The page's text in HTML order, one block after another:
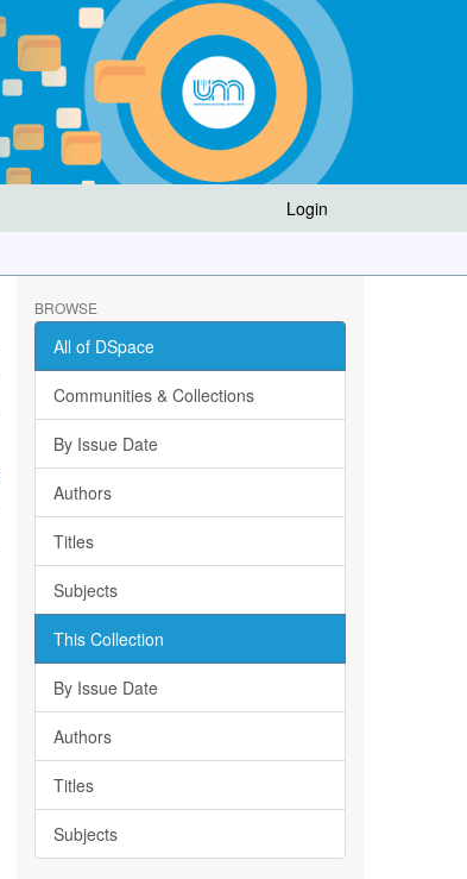
Login
BROWSE
All of DSpace
Communities & Collections
By Issue Date
Authors
Titles
Subjects
This Collection
By Issue Date
Authors
Titles
Subjects